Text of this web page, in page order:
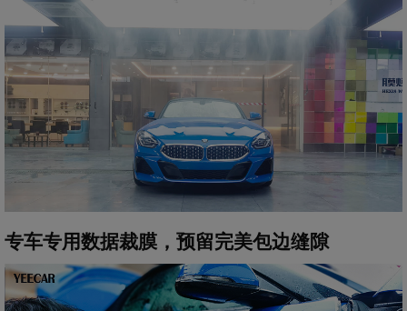
专车专用数据裁膜，预留完美包边缝隙